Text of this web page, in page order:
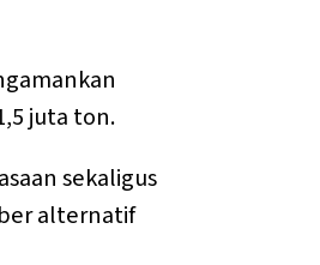
juta ton.
sekaligus
alternatif